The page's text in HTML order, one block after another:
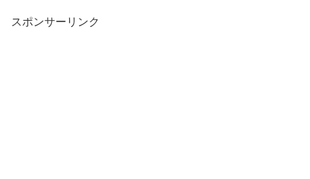
スポンサーリンク